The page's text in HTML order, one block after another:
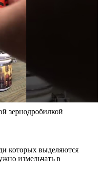
зернодробилкой
которых выделяются
измельчать в